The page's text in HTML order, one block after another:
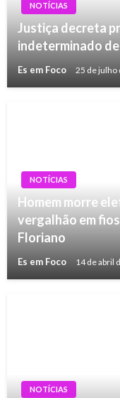
NOTÍCIAS
Justiça decreta
indeterminado de
Es em Foco 25 de julho
NOTÍCIAS
Homem morre
vergalhão em
Floriano
Es em Foco 14 de abril
NOTÍCIAS